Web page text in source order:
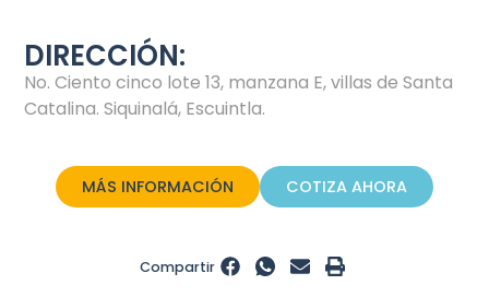
DIRECCIÓN:
No. Ciento cinco lote 13, manzana E, villas de Santa
Catalina.Siquinalá, Escuintla.
MÁS INFORMACIÓN COTIZA AHORA
Compartir